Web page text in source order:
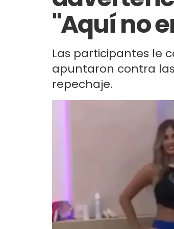
"Aquí no
Las participantes le
apuntaron contra
repechaje.